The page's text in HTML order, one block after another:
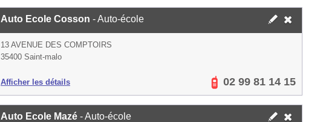
Auto Ecole Cosson - Auto-école
13 AVENUE DES COMPTOIRS
35400 Saint-malo
Afficher les détails 02 99 81 14 15
Auto Ecole Mazé - Auto-école